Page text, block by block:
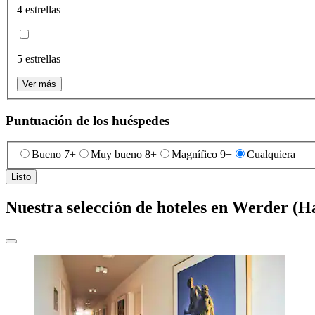
4 estrellas
5 estrellas
Ver más
Puntuación de los huéspedes
Bueno 7+ Muy bueno 8+ Magnífico 9+ Cualquiera
Listo
Nuestra selección de hoteles en Werder